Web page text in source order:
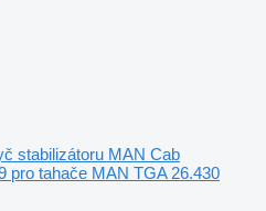
stabilizátoru MAN Cab
pro tahače MAN TGA 26.430